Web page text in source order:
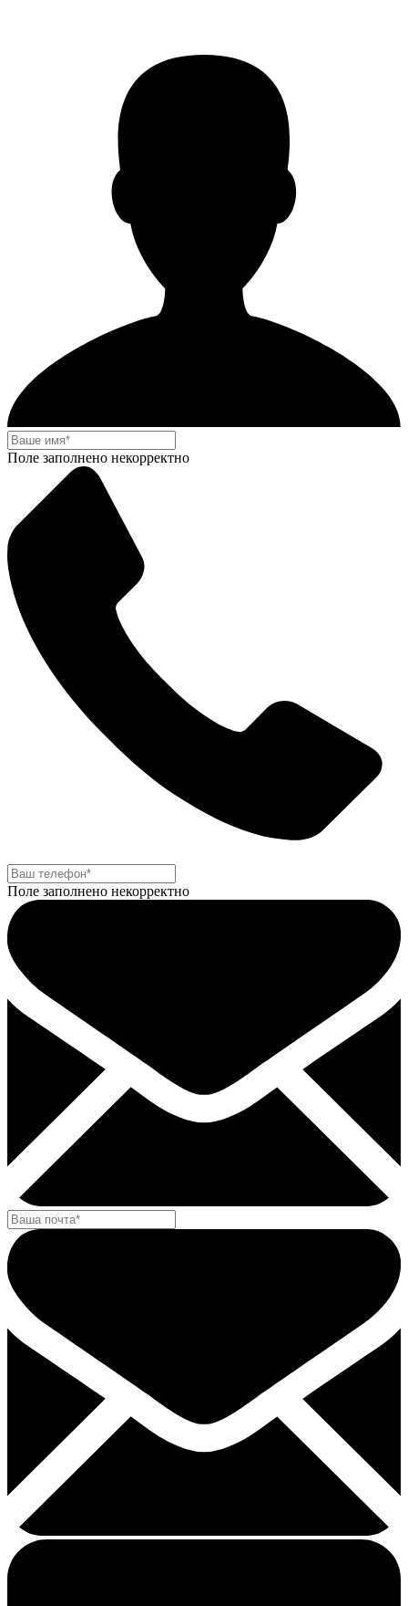
Поле заполнено некорректно
Поле заполнено некорректно